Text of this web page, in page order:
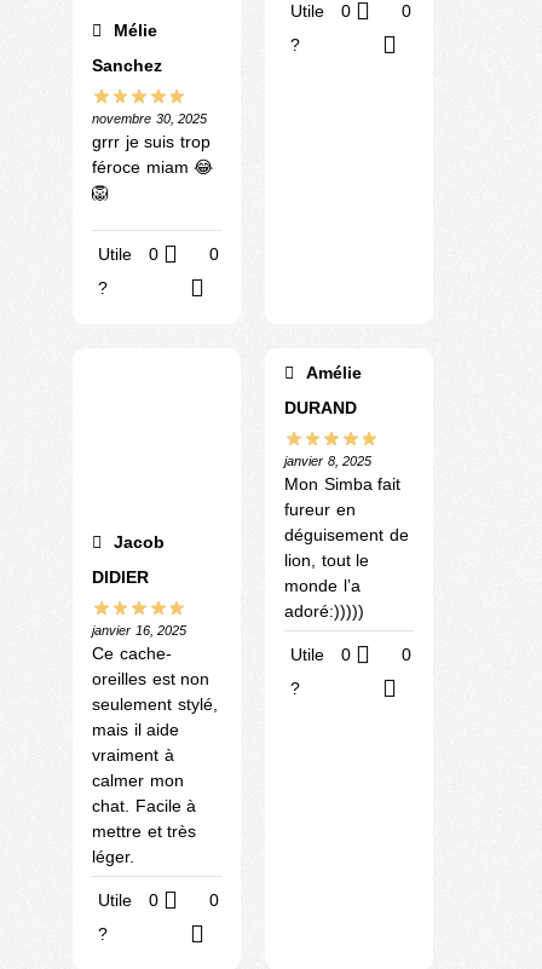
Mélie
Sanchez
novembre 30, 2025
grrr je suis trop
féroce miam 😂
🦁
Utile
?
0 0
Utile
?
0 0
Jacob
DIDIER
janvier 16, 2025
Ce cache-
oreilles est non
seulement stylé,
mais il aide
vraiment à
calmer mon
chat. Facile à
mettre et très
léger.
Utile
?
0 0
Amélie
DURAND
janvier 8, 2025
Mon Simba fait
fureur en
déguisement de
lion, tout le
monde l’a
adoré:)))))
Utile
?
0 0